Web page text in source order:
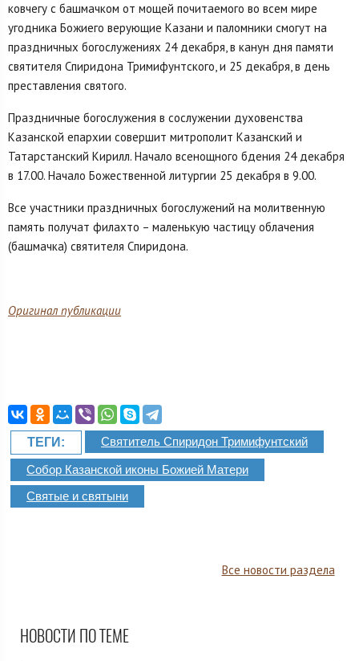
ковчегу с башмачком от мощей почитаемого во всем мире
угодника Божиего верующие Казани и паломники смогут на
праздничных богослужениях 24 декабря, в канун дня памяти
святителя Спиридона Тримифунтского, и 25 декабря, в день
преставления святого.
Праздничные богослужения в сослужении духовенства
Казанской епархии совершит митрополит Казанский и
Татарстанский Кирилл. Начало всенощного бдения 24 декабря
в 17.00. Начало Божественной литургии 25 декабря в 9.00.
Все участники праздничных богослужений на молитвенную
память получат филахто – маленькую частицу облачения
(башмачка) святителя Спиридона.
Оригинал публикации
ТЕГИ: Святитель Спиридон Тримифунтский
Собор Казанской иконы Божией Матери
Святые и святыни
Все новости раздела
НОВОСТИ ПО ТЕМЕ